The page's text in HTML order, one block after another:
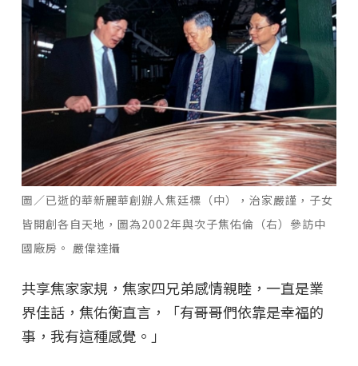
圖／已逝的華新麗華創辦人焦廷標（中），治家嚴謹，子女
皆開創各自天地，圖為2002年與次子焦佑倫（右）參訪中
國廠房。 嚴偉達攝
共享焦家家規，焦家四兄弟感情親睦，一直是業
界佳話，焦佑衡直言，「有哥哥們依靠是幸福的
事，我有這種感覺。」